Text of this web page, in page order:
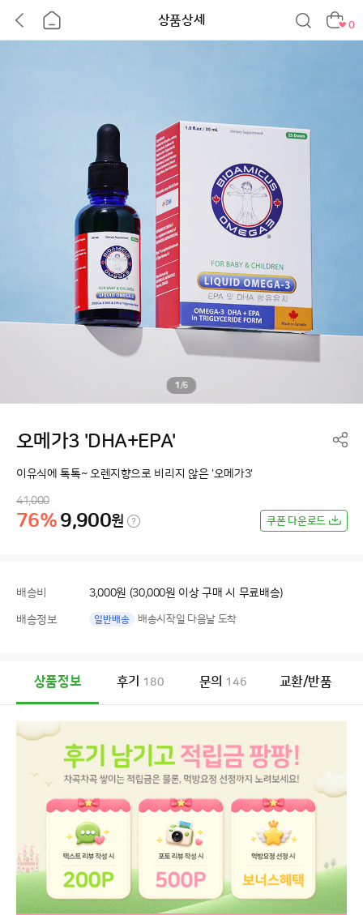
상품상세 0
1 /6
오메가3 'DHA+EPA'
이유식에 톡톡~ 오렌지향으로 비리지 않은 '오메가3'
41,000
76%9,900원 쿠폰 다운로드
배송비 3,000원 (30,000원 이상 구매 시 무료배송)
배송정보 일반배송 배송시작일 다음날 도착
상품정보 후기 180 문의 146 교환/반품